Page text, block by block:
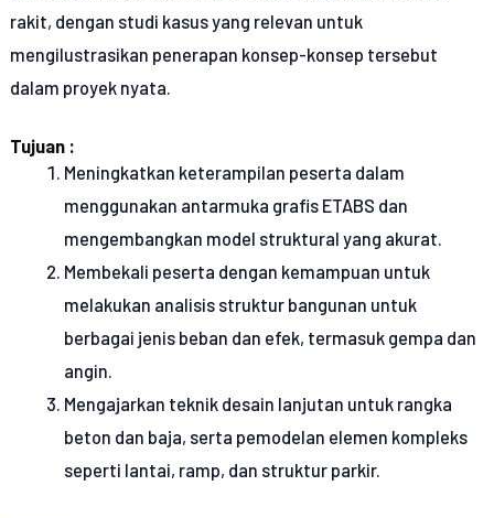
rakit, dengan studi kasus yang relevan untuk
mengilustrasikan penerapan konsep-konsep tersebut
dalam proyek nyata.
Tujuan :
Meningkatkan keterampilan peserta dalam
menggunakan antarmuka grafis ETABS dan
mengembangkan model struktural yang akurat.
Membekali peserta dengan kemampuan untuk
melakukan analisis struktur bangunan untuk
berbagai jenis beban dan efek, termasuk gempa dan
angin.
Mengajarkan teknik desain lanjutan untuk rangka
beton dan baja, serta pemodelan elemen kompleks
seperti lantai, ramp, dan struktur parkir.